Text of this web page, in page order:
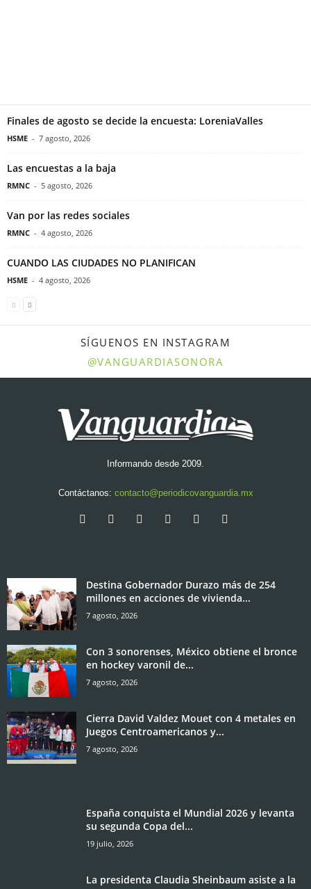
Finales de agosto se decide la encuesta: LoreniaValles
HSME - 7 agosto, 2026
Las encuestas a la baja
RMNC - 5 agosto, 2026
Van por las redes sociales
RMNC - 4 agosto, 2026
CUANDO LAS CIUDADES NO PLANIFICAN
HSME - 4 agosto, 2026
SÍGUENOS EN INSTAGRAM
@VANGUARDIASONORA
Informando desde 2009.
Contáctanos: contacto@periodicovanguardia.mx
Destina Gobernador Durazo más de 254
millones en acciones de vivienda...
7 agosto, 2026
Con 3 sonorenses, México obtiene el bronce
en hockey varonil de...
7 agosto, 2026
Cierra David Valdez Mouet con 4 metales en
Juegos Centroamericanos y...
7 agosto, 2026
España conquista el Mundial 2026 y levanta
su segunda Copa del...
19 julio, 2026
La presidenta Claudia Sheinbaum asiste a la